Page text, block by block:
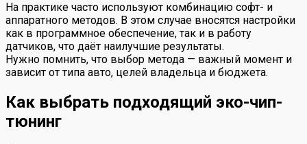
На практике часто используют комбинацию софт- и
аппаратного методов. В этом случае вносятся настройки
как в программное обеспечение, так и в работу
датчиков, что даёт наилучшие результаты.
Нужно помнить, что выбор метода — важный момент и
зависит от типа авто, целей владельца и бюджета.
Как выбрать подходящий эко-чип-
тюнинг